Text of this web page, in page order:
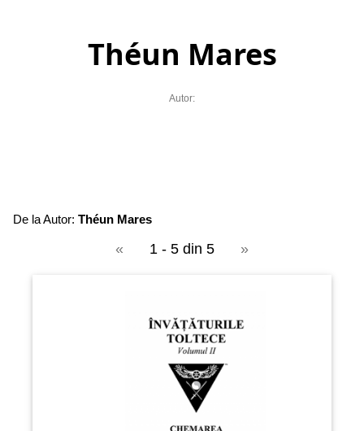
Théun Mares
Autor:
De la Autor: Théun Mares
« 1 - 5 din 5 »